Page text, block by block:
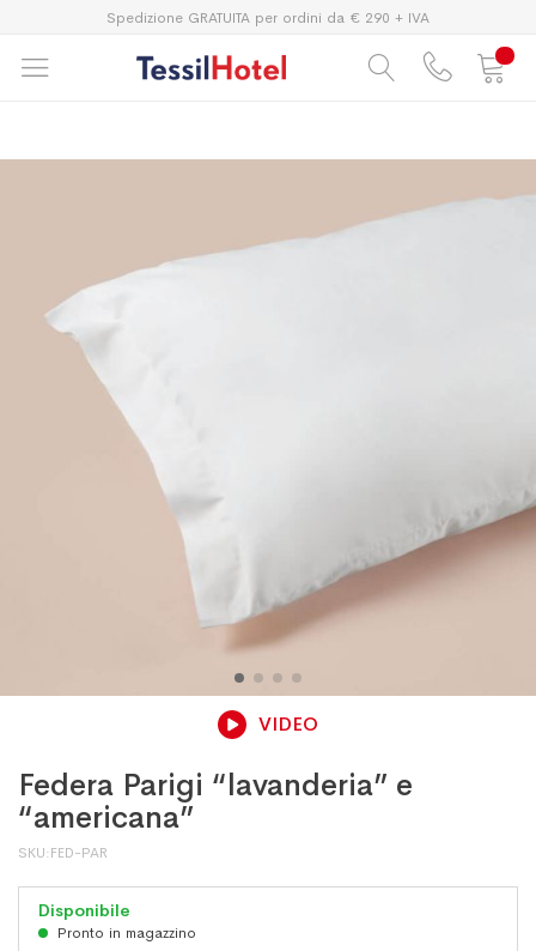
Spedizione GRATUITA per ordini da € 290 + IVA
immagini
immagini
VIDEO
Federa Parigi “lavanderia” e
“americana”
SKU FED-PAR
Disponibile
Pronto in magazzino